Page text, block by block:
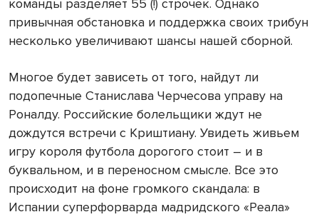
команды разделяет 55 (!) строчек. Однако
привычная обстановка и поддержка своих трибун
несколько увеличивают шансы нашей сборной.
Многое будет зависеть от того, найдут ли
подопечные Станислава Черчесова управу на
Роналду. Российские болельщики ждут не
дождутся встречи с Криштиану. Увидеть живьем
игру короля футбола дорогого стоит – и в
буквальном, и в переносном смысле. Все это
происходит на фоне громкого скандала: в
Испании суперфорварда мадридского «Реала»